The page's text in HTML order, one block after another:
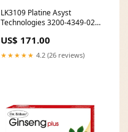
LK3109 Platine Asyst
Technologies 3200-4349-02
US$ 171.00
★★★★★ 4.2 (26 reviews)